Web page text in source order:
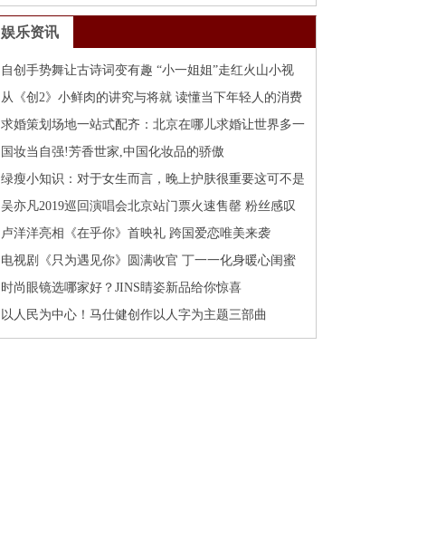
娱乐资讯
自创手势舞让古诗词变有趣 “小一姐姐”走红火山小视
从《创2》小鲜肉的讲究与将就 读懂当下年轻人的消费
观
求婚策划场地一站式配齐：北京在哪儿求婚让世界多一
份
国妆当自强!芳香世家,中国化妆品的骄傲
绿瘦小知识：对于女生而言，晚上护肤很重要这可不是
骗
吴亦凡2019巡回演唱会北京站门票火速售罄 粉丝感叹
一票
卢洋洋亮相《在乎你》首映礼 跨国爱恋唯美来袭
电视剧《只为遇见你》圆满收官 丁一一化身暖心闺蜜
获
时尚眼镜选哪家好？JINS睛姿新品给你惊喜
以人民为中心！马仕健创作以人字为主题三部曲